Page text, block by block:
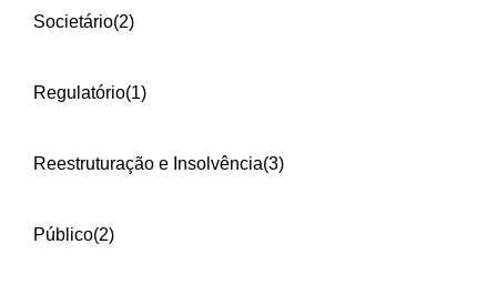
Societário(2)
Regulatório(1)
Reestruturação e Insolvência(3)
Público(2)